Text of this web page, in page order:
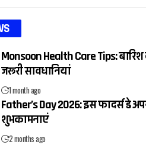
Monsoon Health Care Tips:
जरूरी सावधानियां
1 month ago
Father’s Day 2026: इस फादर्स डे
शुभकामनाएं
2 months ago